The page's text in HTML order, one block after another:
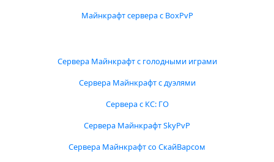
Майнкрафт сервера с BoxPvP
Сервера Майнкрафт с голодными играми
Сервера Майнкрафт с дуэлями
Сервера с КС: ГО
Сервера Майнкрафт SkyPvP
Сервера Майнкрафт со СкайВарсом